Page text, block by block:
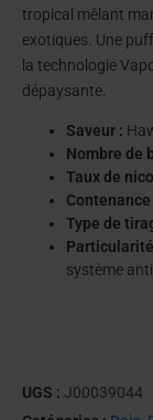
tropical mêlant
exotiques. Une
la technologie
dépaysante.
Saveur :
Nombre de
Taux de
Contenance
Type de
système
UGS : J00039044